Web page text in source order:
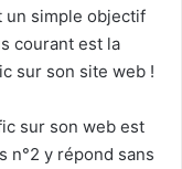
un simple objectif
courant est la
sur son site web !
sur son web est
n°2 y répond sans